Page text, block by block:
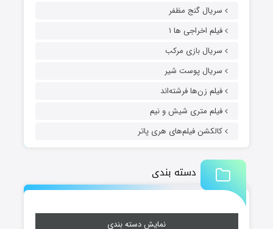
سریال گنج مظفر
فیلم اخراجی ها ۱
سریال بازی مرکب
سریال پوست شیر
فیلم زن‌ها فرشته‌اند
فیلم متری شیش و نیم
کالکشن فیلم‌های هری پاتر
دسته بندی
نمایش دسته بندی